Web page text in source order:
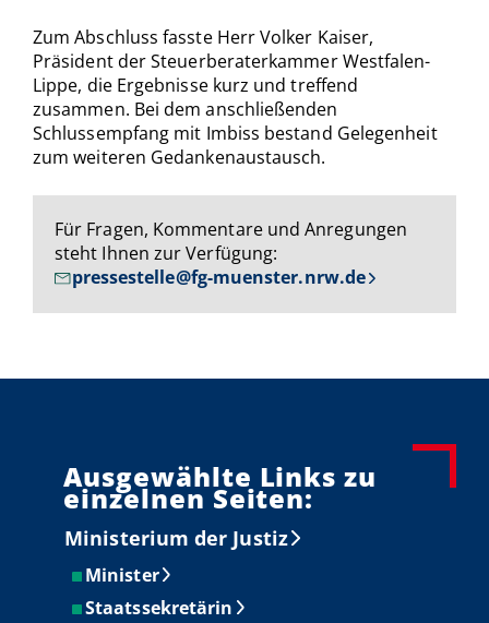
Zum Abschluss fasste Herr Volker Kaiser,
Präsident der Steuerberaterkammer Westfalen-
Lippe, die Ergebnisse kurz und treffend
zusammen. Bei dem anschließenden
Schlussempfang mit Imbiss bestand Gelegenheit
zum weiteren Gedankenaustausch.
Für Fragen, Kommentare und Anregungen
steht Ihnen zur Verfügung:
pressestelle@fg-muenster.nrw.de
Ausgewählte Links zu
einzelnen Seiten:
Ministerium der Justiz
Minister
Staatssekretärin